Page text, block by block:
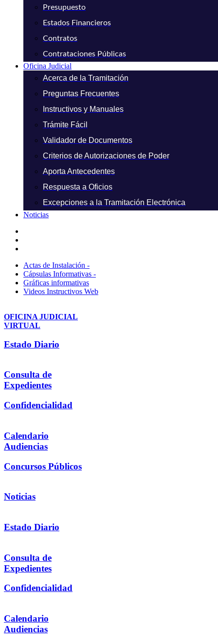
Presupuesto
Estados Financieros
Contratos
Contrataciones Públicas
Oficina Judicial
Acerca de la Tramitación
Preguntas Frecuentes
Instructivos y Manuales
Trámite Fácil
Validador de Documentos
Criterios de Autorizaciones de Poder
Aporta Antecedentes
Respuesta a Oficios
Excepciones a la Tramitación Electrónica
Noticias
Actas de Instalación -
Cápsulas Informativas -
Gráficas informativas
Videos Instructivos Web
OFICINA JUDICIAL
VIRTUAL
Estado Diario
Consulta de
Expedientes
Confidencialidad
Calendario
Audiencias
Concursos Públicos
Noticias
Estado Diario
Consulta de
Expedientes
Confidencialidad
Calendario
Audiencias